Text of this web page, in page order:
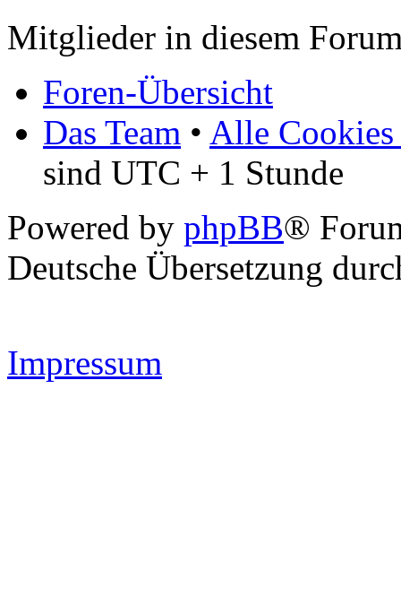
Mitglieder in diesem
Foren-Übersicht
Das Team • Alle Cookies
sind UTC + 1 Stunde
Powered by phpBB®
Deutsche Übersetzung
Impressum